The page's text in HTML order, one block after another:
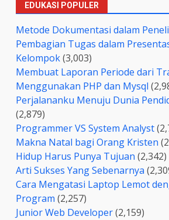
EDUKASI POPULER
Metode Dokumentasi dalam
Pembagian Tugas dalam
Kelompok(3,003)
Membuat Laporan Periode dari
Menggunakan PHP dan Mysql
Perjalananku Menuju Dunia
(2,879)
Programmer VS System Analyst
Makna Natal bagi Orang Kristen
Hidup Harus Punya Tujuan (2,342)
Arti Sukses Yang Sebenarnya
Cara Mengatasi Laptop Lemot
Program (2,257)
Junior Web Developer(2,159)